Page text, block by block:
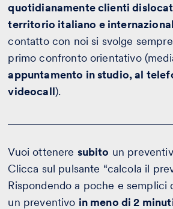
quotidianamente clienti
territorio italiano e
contatto con noi si svolge
primo confronto orientativo
appuntamento in studio, al
videocall).
Vuoi ottenere subito un
Clicca sul pulsante “calcola il
Rispondendo a poche e semplici
un preventivo in meno di 2